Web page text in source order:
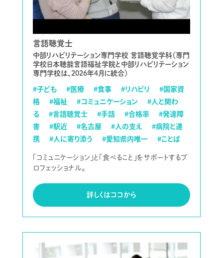
言語聴覚士
中部リハビリテーション専門学校 言語聴覚学科（専門
学校日本聴能言語福祉学院と中部リハビリテーション
専門学校は、2026年4月に統合）
#子ども #医療 #食事 #リハビリ
#国家資
格
#福祉 #コミュニケーション
#人と関わ
る
#言語聴覚士 #手話 #合格率
#発達障
害
#駅近 #名古屋 #人の支え
#病院と連
携
#人に寄り添う #愛知県内唯一 #ことば
「コミュニケーション」と「食べること」をサポートするプ
ロフェッショナル。
詳しくはココから